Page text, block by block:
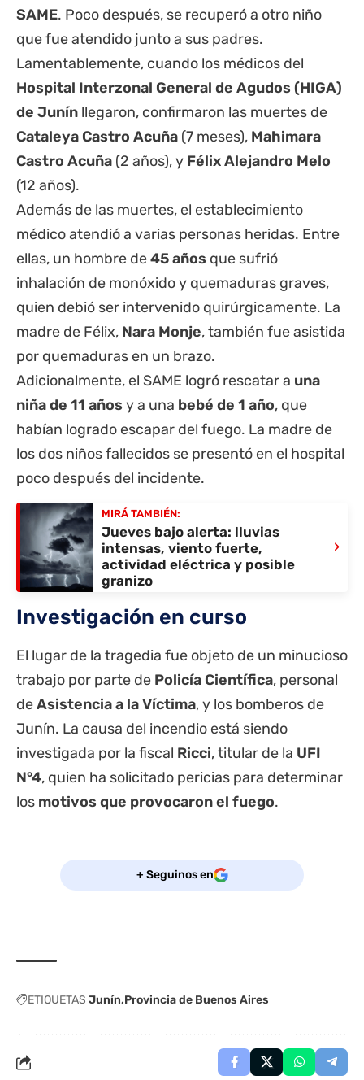
SAME. Poco después, se recuperó a otro niño
que fue atendido junto a sus padres.
Lamentablemente, cuando los médicos del
Hospital Interzonal General de Agudos (HIGA)
de Junín llegaron, confirmaron las muertes de
Cataleya Castro Acuña (7 meses), Mahimara
Castro Acuña (2 años), y Félix Alejandro Melo
(12 años).
Además de las muertes, el establecimiento
médico atendió a varias personas heridas. Entre
ellas, un hombre de45 años que sufrió
inhalación de monóxido y quemaduras graves,
quien debió ser intervenido quirúrgicamente. La
madre de Félix, Nara Monje, también fue asistida
por quemaduras en un brazo.
Adicionalmente, el SAME logró rescatar a una
niña de 11 años y a una bebé de 1 año, que
habían logrado escapar del fuego. La madre de
los dos niños fallecidos se presentó en el hospital
poco después del incidente.
MIRÁ TAMBIÉN:
Jueves bajo alerta: lluvias
intensas, viento fuerte,
actividad eléctrica y posible
granizo
›
Investigación en curso
El lugar de la tragedia fue objeto de un minucioso
trabajo por parte de Policía Científica, personal
deAsistencia a la Víctima, y los bomberos de
Junín. La causa del incendio está siendo
investigada por la fiscal Ricci, titular de la UFI
N°4, quien ha solicitado pericias para determinar
los motivos que provocaron el fuego.
+ Seguinos en
ETIQUETAS Junín Provincia de Buenos Aires